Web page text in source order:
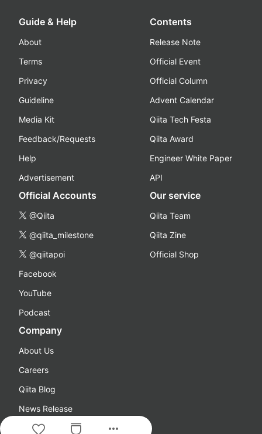
more_horiz
Guide & Help
About
Terms
Privacy
Guideline
Media Kit
Feedback/Requests
Help
Advertisement
Contents
Release Note
Official Event
Official Column
Advent Calendar
Qiita Tech Festa
Qiita Award
Engineer White Paper
API
Official Accounts
@Qiita
@qiita_milestone
@qiitapoi
Facebook
YouTube
Podcast
Our service
Qiita Team
Qiita Zine
Official Shop
Company
About Us
Careers
Qiita Blog
News Release